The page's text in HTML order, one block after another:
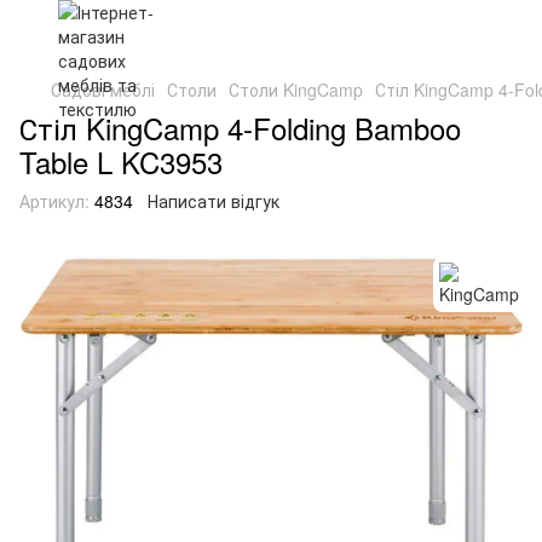
Садові меблі Столи Столи KingCamp Стіл KingCamp 4-
Стіл KingCamp 4-Folding Bamboo
Table L KC3953
Артикул: 4834 Написати відгук